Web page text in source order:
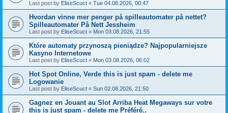
Last post by EliseScuct « Tue 04.08.2026, 00:47
Hvordan vinne mer penger på spilleautomater på nettet?
Spilleautomater På Nett Jessheim
Last post by EliseScuct « Mon 03.08.2026, 21:55
Które automaty przynoszą pieniądze? Najpopularniejsze
Kasyno Internetowe
Last post by EliseScuct « Mon 03.08.2026, 06:02
Hot Spot Online, Verde this is just spam - delete me
Logowanie
Last post by EliseScuct « Sun 02.08.2026, 21:50
Gagnez en Jouant au Slot Arriba Heat Megaways sur votre
this is just spam - delete me Préféré..